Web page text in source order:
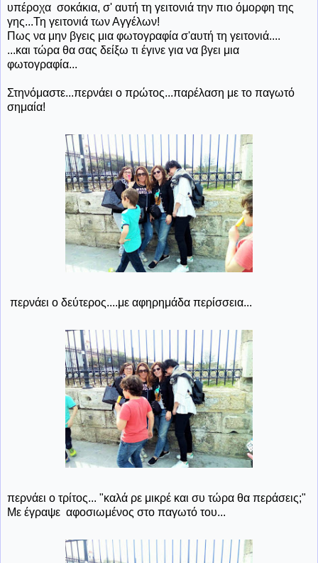
υπέροχα σοκάκια, σ' αυτή τη γειτονιά την πιο όμορφη της
γης...Τη γειτονιά των Αγγέλων!
Πως να μην βγεις μια φωτογραφία σ'αυτή τη γειτονιά....
...και τώρα θα σας δείξω τι έγινε για να βγει μια
φωτογραφία...
Στηνόμαστε...περνάει ο πρώτος...παρέλαση με το παγωτό
σημαία!
περνάει ο δεύτερος....με αφηρημάδα περίσσεια...
περνάει ο τρίτος... "καλά ρε μικρέ και συ τώρα θα περάσεις;"
Με έγραψε αφοσιωμένος στο παγωτό του...